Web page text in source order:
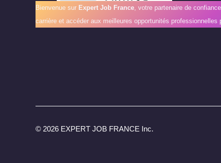
Bienvenue sur Expert Job France, votre partenaire de
carrière et accéder aux meilleures opportunités professionnelles
© 2026 EXPERT JOB FRANCE Inc.